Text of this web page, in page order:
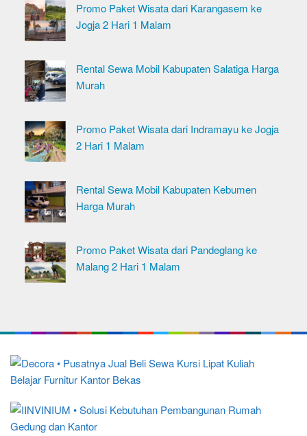
Promo Paket Wisata dari Karangasem ke
Jogja 2 Hari 1 Malam
Rental Sewa Mobil Kabupaten Salatiga Harga
Murah
Promo Paket Wisata dari Indramayu ke Jogja
2 Hari 1 Malam
Rental Sewa Mobil Kabupaten Kebumen
Harga Murah
Promo Paket Wisata dari Pandeglang ke
Malang 2 Hari 1 Malam